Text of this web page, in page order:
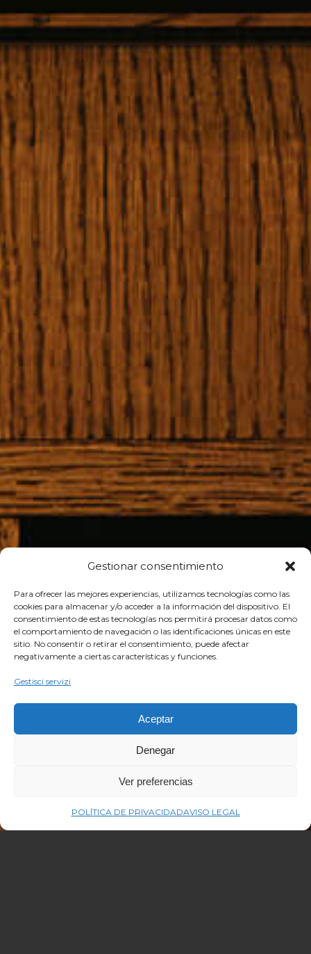
Gestionar consentimiento
Para ofrecer las mejores experiencias, utilizamos tecnologías como las
cookies para almacenar y/o acceder a la información del dispositivo. El
consentimiento de estas tecnologías nos permitirá procesar datos como
el comportamiento de navegación o las identificaciones únicas en este
sitio. No consentir o retirar el consentimiento, puede afectar
negativamente a ciertas características y funciones.
Gestisci servizi
Aceptar
Denegar
Ver preferencias
POLÍTICA DE PRIVACIDADAVISO LEGAL